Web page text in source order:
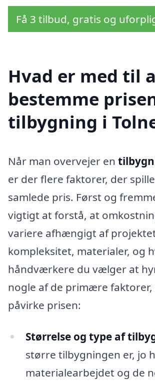
Få 3 tilbud, gratis og
Hvad er med til
bestemme
tilbygning i
Når man overvejer en
er der flere faktorer, der
samlede pris. Først og
vigtigt at forstå, at
variere afhængigt af
kompleksitet, materialer, og
håndværkere du vælger at
nogle af de primære faktorer,
påvirke prisen:
Størrelse og type af
større tilbygningen er, jo
materialearbejdet og de